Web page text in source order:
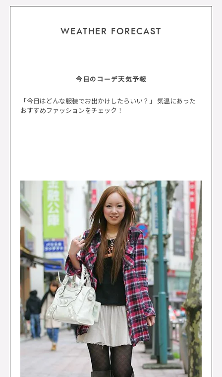
WEATHER FORECAST
今日のコーデ天気予報
「今日はどんな服装でお出かけしたらいい？」 気温にあった
おすすめファッションをチェック！